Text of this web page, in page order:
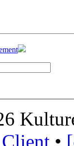
Client •